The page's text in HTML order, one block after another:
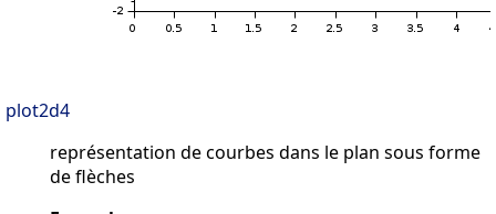
plot2d4
représentation de courbes dans le plan sous forme
de flèches